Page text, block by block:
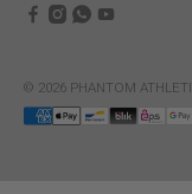
© 2026 PHANTOM